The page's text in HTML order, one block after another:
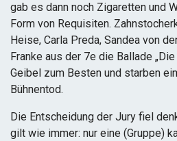
gab es dann noch Zigaretten und
Form von Requisiten.
Heise, Carla Preda, Sandea von
Franke aus der 7e die Ballade
Geibel zum Besten und starben
Bühnentod.
Die Entscheidung der Jury fiel
gilt wie immer: nur eine (Gruppe)